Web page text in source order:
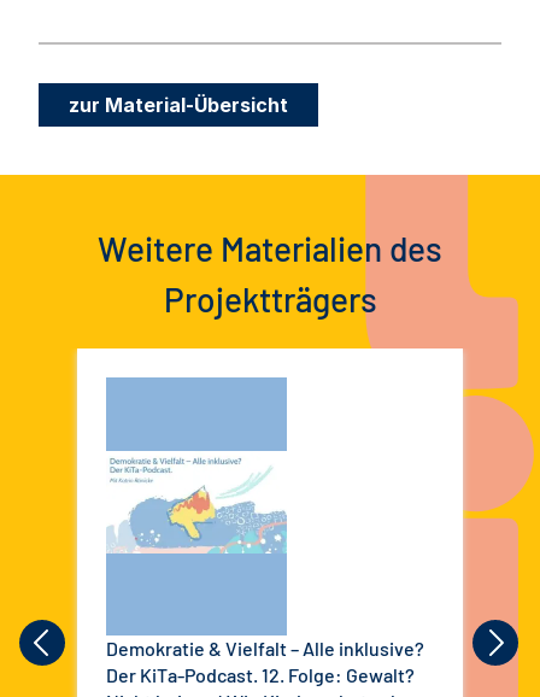
zur Material-Übersicht
Weitere Materialien des
Projektträgers
Demokratie & Vielfalt – Alle inklusive?
Der KiTa-Podcast. 12. Folge: Gewalt?